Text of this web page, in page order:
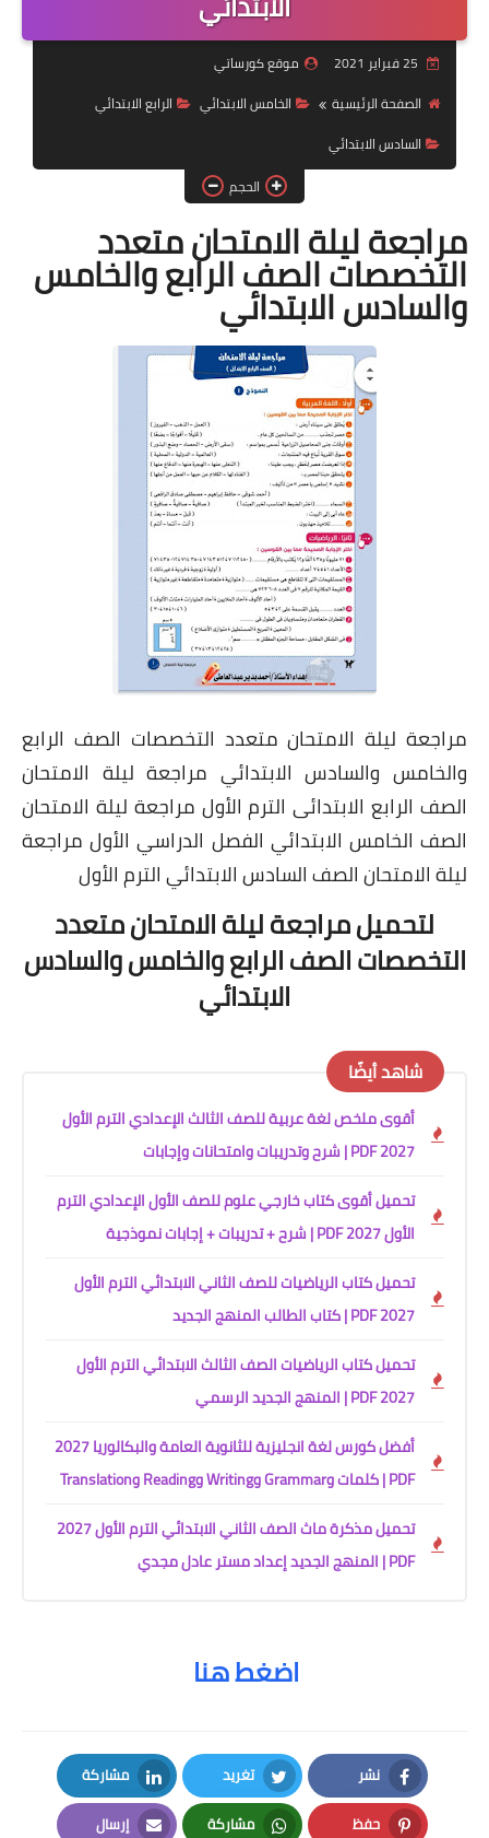
موضوعات
قصص للأطفال
روايات
صحة
موقع كورساتي
الصفحة الرئيسية
الخامس الابتدائي
الرابع الابتدائي
السادس الابتدائي
الحجم
مراجعة ليلة الامتحان متعدد
التخصصات الصف الرابع والخامس
والسادس الابتدائي
مراجعة ليلة الامتحان متعدد التخصصات الصف الرابع
والخامس والسادس الابتدائي مراجعة ليلة الامتحان
الصف الرابع الابتدائى الترم الأول مراجعة ليلة الامتحان
الصف الخامس الابتدائي الفصل الدراسي الأول مراجعة
ليلة الامتحان الصف السادس الابتدائي الترم الأول
لتحميل مراجعة ليلة الامتحان متعدد
التخصصات الصف الرابع والخامس والسادس
الابتدائي
شاهد أيضًا
أقوى ملخص لغة عربية للصف الثالث الإعدادي الترم الأول
2027 PDF | شرح وتدريبات وامتحانات وإجابات
تحميل أقوى كتاب خارجي علوم للصف الأول الإعدادي الترم
الأول 2027 PDF | شرح + تدريبات + إجابات نموذجية
تحميل كتاب الرياضيات للصف الثاني الابتدائي الترم الأول
2027 PDF | كتاب الطالب المنهج الجديد
تحميل كتاب الرياضيات الصف الثالث الابتدائي الترم الأول
2027 PDF | المنهج الجديد الرسمي
أفضل كورس لغة انجليزية للثانوية العامة والبكالوريا 2027
PDF | كلمات وGrammar وWriting وReading وTranslation
تحميل مذكرة ماث الصف الثاني الابتدائي الترم الأول 2027
PDF | المنهج الجديد إعداد مستر عادل مجدي
اضغط هنا
نشر
Facebook
تغريد
Twitter
مشاركة
LinkedIn
حفظ مشاركة إرسال